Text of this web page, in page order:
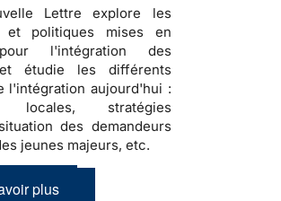
Lettre explore les
et politiques mises en
l'intégration des
étudie les différents
l'intégration aujourd'hui :
locales, stratégies
des demandeurs
jeunes majeurs, etc.
plus